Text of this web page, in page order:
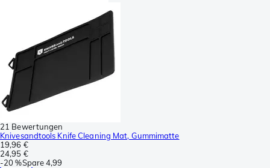
21 Bewertungen
Knivesandtools Knife Cleaning Mat, Gummimatte
19,96 €
24,95 €
-20 %Spare4,99